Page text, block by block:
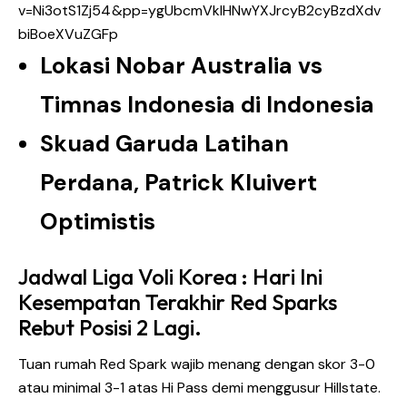
v=Ni3otS1Zj54&pp=ygUbcmVkIHNwYXJrcyB2cyBzdXdv
biBoeXVuZGFp
Lokasi Nobar Australia vs
Timnas Indonesia di Indonesia
Skuad Garuda Latihan
Perdana, Patrick Kluivert
Optimistis
Jadwal Liga Voli Korea : Hari Ini
Kesempatan Terakhir Red Sparks
Rebut Posisi 2 Lagi.
Tuan rumah Red Spark wajib menang dengan skor 3-0
atau minimal 3-1 atas Hi Pass demi menggusur Hillstate.